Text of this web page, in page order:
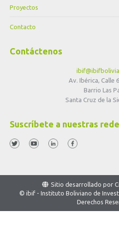
Proyectos
Contacto
Contáctenos
Av. Ibérica, Calle
Barrio Las
Santa Cruz de la
Suscríbete a nuestras
Sitio desarrollado por
© ibif - Instituto Boliviano de
Derechos